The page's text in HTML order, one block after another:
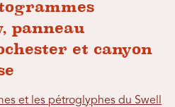
panneau
et canyon
et les pétroglyphes du Swell